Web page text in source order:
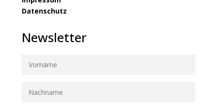
Datenschutz
Newsletter